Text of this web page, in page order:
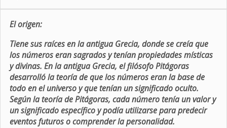
El origen:
Tiene sus raíces en la antigua Grecia, donde se creía que
los números eran sagrados y tenían propiedades místicas
y divinas. En la antigua Grecia, el filósofo Pitágoras
desarrolló la teoría de que los números eran la base de
todo en el universo y que tenían un significado oculto.
Según la teoría de Pitágoras, cada número tenía un valor y
un significado específico y podía utilizarse para predecir
eventos futuros o comprender la personalidad.